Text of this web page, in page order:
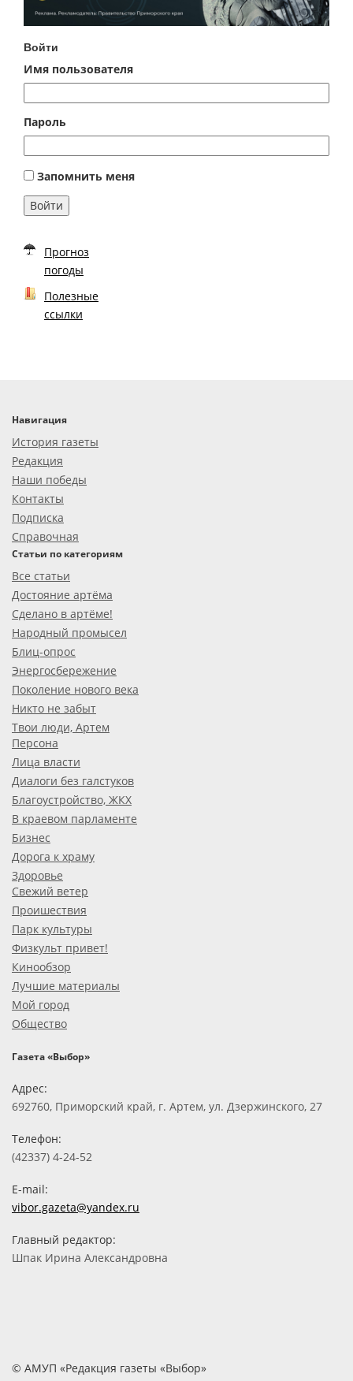
Войти
Имя пользователя
Пароль
Запомнить меня
Войти
Прогноз
погоды
Полезные
ссылки
Навигация
История газеты
Редакция
Наши победы
Контакты
Подписка
Справочная
Статьи по категориям
Все статьи
Достояние артёма
Сделано в артёме!
Народный промысел
Блиц-опрос
Энергосбережение
Поколение нового века
Никто не забыт
Твои люди, Артем
Персона
Лица власти
Диалоги без галстуков
Благоустройство, ЖКХ
В краевом парламенте
Бизнес
Дорога к храму
Здоровье
Свежий ветер
Проишествия
Парк культуры
Физкульт привет!
Кинообзор
Лучшие материалы
Мой город
Общество
Газета «Выбор»
Адрес:
692760, Приморский край, г. Артем, ул. Дзержинского, 27
Телефон:
(42337) 4-24-52
E-mail:
vibor.gazeta@yandex.ru
Главный редактор:
Шпак Ирина Александровна
© АМУП «Редакция газеты «Выбор»